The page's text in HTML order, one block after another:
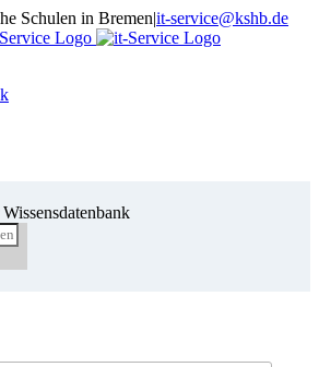
Schulen in Bremen|it-service@kshb.de